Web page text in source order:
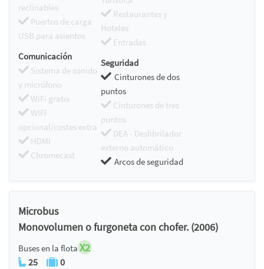
reclinables
Puertos de carga
USB para asientos
Restaurantes y
Hoteles
Entradas
Comunicación
Sistema de sonido
y micrófono
WiFi gratis
WIFI
opcional/costes extra
HDMI
Chromecast
Seguridad
Cinturones de dos
puntos
Cinturones de tres
puntos
DEA - Desfibrilador
externo automático
Arcos de seguridad
Microbus
Monovolumen o furgoneta con chofer. (2006)
Buses en la flota X2
25 0